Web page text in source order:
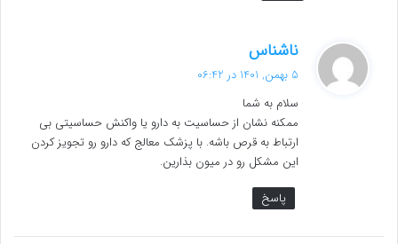
ناشناس
ف
:
5 بهمن, 1401 در 06:42
سلام به شما
ممکنه نشان از حساسیت به دارو یا واکنش حساسیتی بی
ارتباط به قرص باشه. با پزشک معالج که دارو رو تجویز کردن
این مشکل رو در میون بذارین.
پاسخ